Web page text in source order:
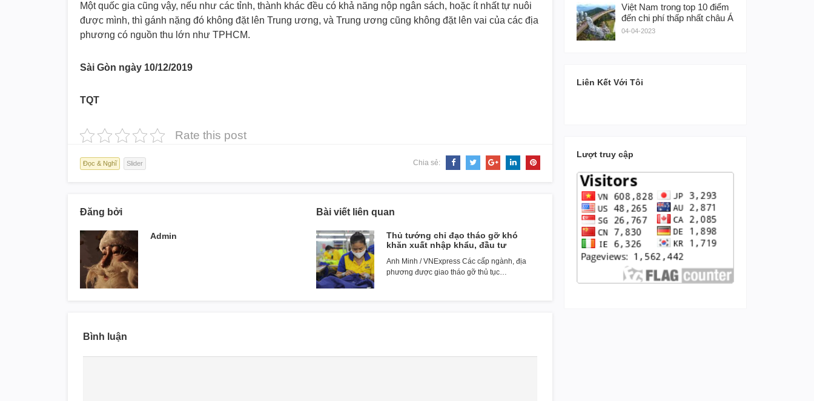
Một quốc gia cũng vậy, nếu như các tỉnh, thành khác đều có khả năng nộp ngân sách, hoặc ít nhất tự nuôi
được mình, thì gánh nặng đó không đặt lên Trung ương, và Trung ương cũng không đặt lên vai của các địa
phương có nguồn thu lớn như TPHCM.
Sài Gòn ngày 10/12/2019
TQT
Rate this post
Đọc & Nghĩ Slider Chia sẻ:
Đăng bởi
Admin
Bài viết liên quan
Thủ tướng chỉ đạo tháo gỡ khó
khăn xuất nhập khẩu, đầu tư
Anh Minh / VNExpress Các cấp ngành, địa
phương được giao tháo gỡ thủ tục…
Bình luận
Việt Nam trong top 10 điểm
đến chi phí thấp nhất châu Á
04-04-2023
Liên Kết Với Tôi
Lượt truy cập